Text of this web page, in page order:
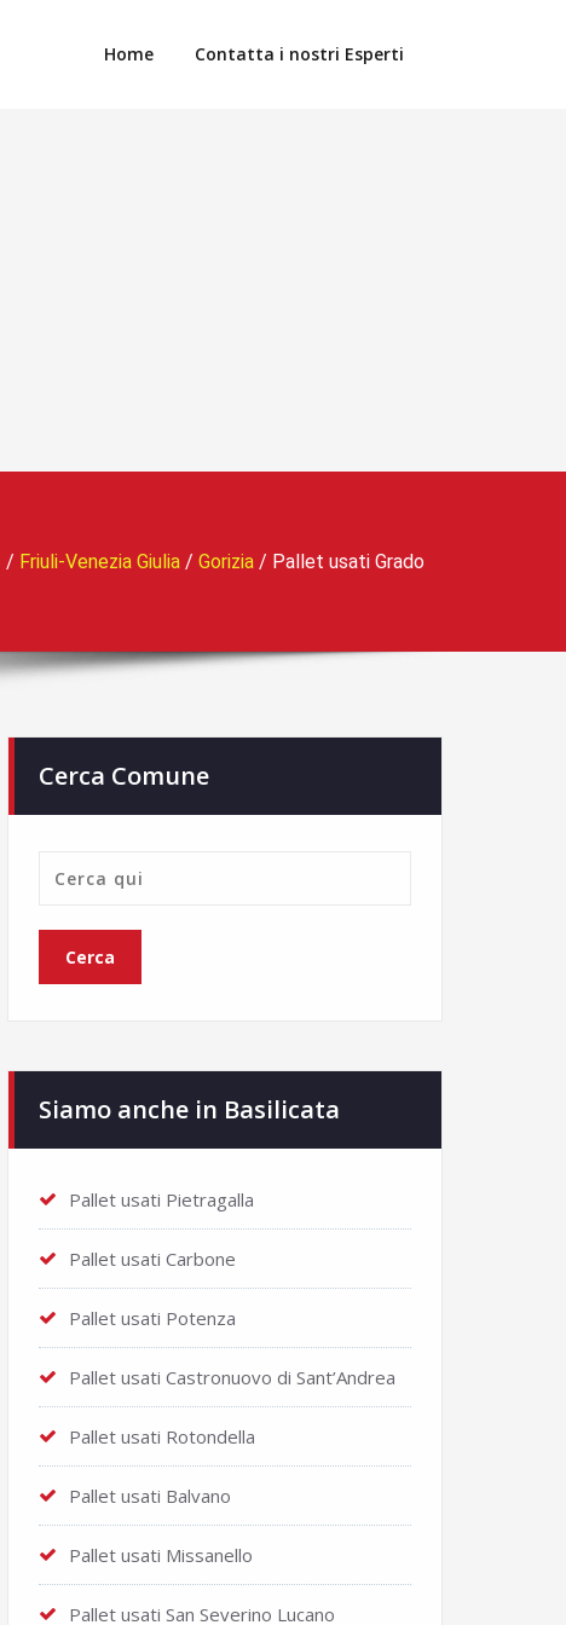
Home Contatta i nostri Esperti
/ Friuli-Venezia Giulia / Gorizia / Pallet usati Grado
Cerca Comune
Siamo anche in Basilicata
Pallet usati Pietragalla
Pallet usati Carbone
Pallet usati Potenza
Pallet usati Castronuovo di Sant’Andrea
Pallet usati Rotondella
Pallet usati Balvano
Pallet usati Missanello
Pallet usati San Severino Lucano